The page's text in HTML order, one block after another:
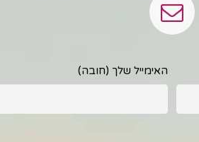
האימייל שלך (חובה)